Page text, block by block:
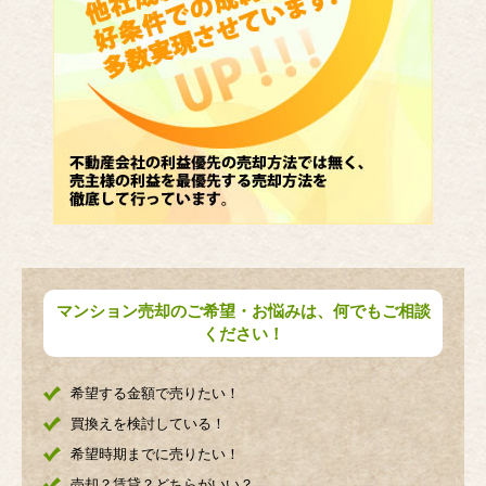
マンション売却のご希望・お悩みは、何でもご相談
ください！
希望する金額で売りたい！
買換えを検討している！
希望時期までに売りたい！